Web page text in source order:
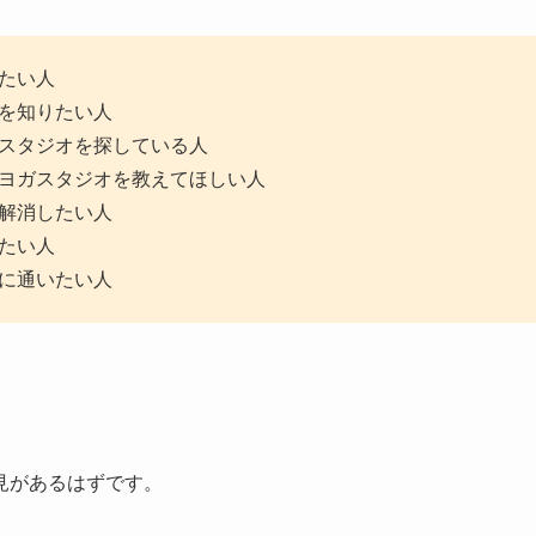
い人
知りたい人
タジオを探している人
ガスタジオを教えてほしい人
消したい人
い人
通いたい人
あるはずです。